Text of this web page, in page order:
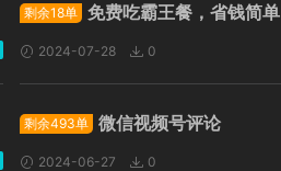
剩余18单 免费吃霸王餐，省钱简单
2024-07-28 0
剩余493单 微信视频号评论
2024-06-27 0